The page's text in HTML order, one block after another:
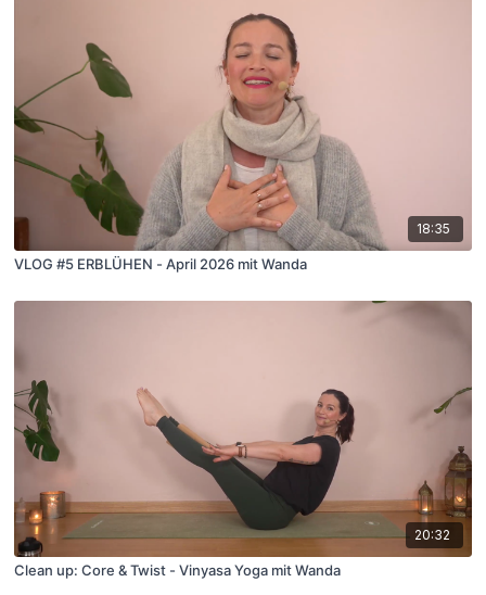
18:35
VLOG #5 ERBLÜHEN - April 2026 mit Wanda
20:32
Clean up: Core & Twist - Vinyasa Yoga mit Wanda